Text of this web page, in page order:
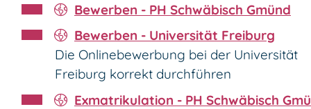
Bewerben - PH Schwäbisch Gmünd
Bewerben - Universität Freiburg
Die Onlinebewerbung bei der Universität
Freiburg korrekt durchführen
Exmatrikulation - PH Schwäbisch